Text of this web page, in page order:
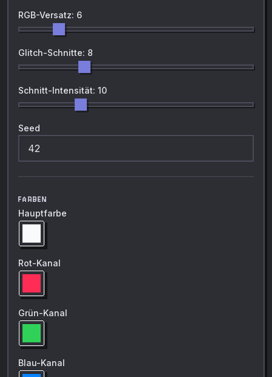
RGB-Versatz: 6
Glitch-Schnitte: 8
Schnitt-Intensität: 10
Seed
FARBEN
Hauptfarbe
Rot-Kanal
Grün-Kanal
Blau-Kanal